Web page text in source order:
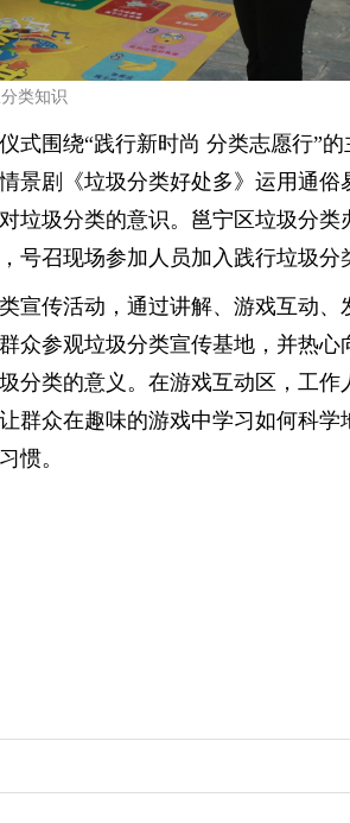
类知识
式围绕“践行新时尚 分类志愿行”
景剧《垃圾分类好处多》运用通
垃圾分类的意识。邕宁区垃圾分类
号召现场参加人员加入践行垃圾分
宣传活动，通过讲解、游戏互动、
众参观垃圾分类宣传基地，并热心
分类的意义。在游戏互动区，工作
群众在趣味的游戏中学习如何科学
惯。